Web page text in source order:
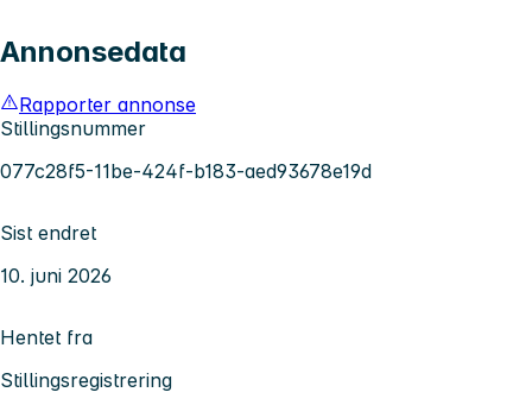
Annonsedata
Rapporter annonse
Stillingsnummer
077c28f5-11be-424f-b183-aed93678e19d
Sist endret
10. juni 2026
Hentet fra
Stillingsregistrering